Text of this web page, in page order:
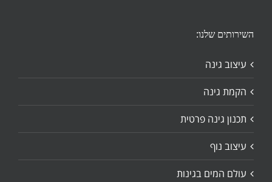
השירותים שלנו:
עיצוב גינה
הקמת גינה
תכנון גינה פרטית
עיצוב נוף
עולם המים בגינות